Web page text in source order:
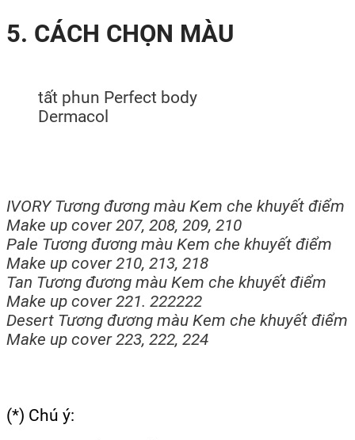
5. CÁCH CHỌN MÀU
tất phun Perfect body
Dermacol
IVORY Tương đương màu Kem che khuyết điểm
Make up cover 207, 208, 209, 210
Pale Tương đương màu Kem che khuyết điểm
Make up cover 210, 213, 218
Tan Tương đương màu Kem che khuyết điểm
Make up cover 221. 222222
Desert Tương đương màu Kem che khuyết điểm
Make up cover 223, 222, 224
(*) Chú ý: